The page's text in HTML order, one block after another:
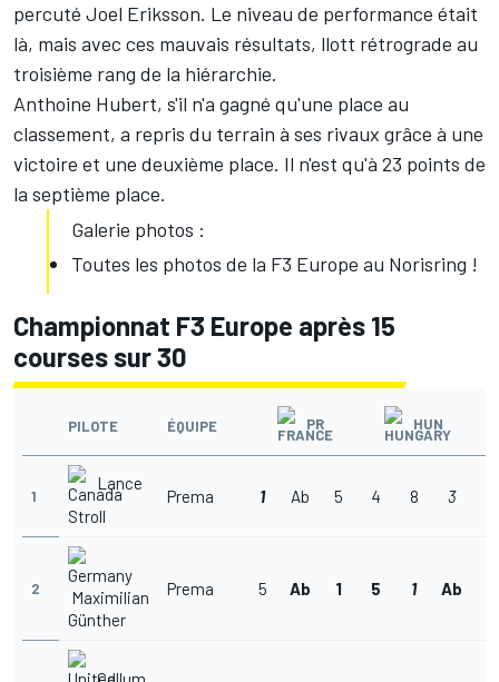
percuté Joel Eriksson. Le niveau de performance était
là, mais avec ces mauvais résultats, llott rétrograde au
troisième rang de la hiérarchie.
Anthoine Hubert, s'il n'a gagné qu'une place au
classement, a repris du terrain à ses rivaux grâce à une
victoire et une deuxième place. Il n'est qu'à 23 points de
la septième place.
Galerie photos :
Toutes les photos de la F3 Europe au Norisring !
Championnat F3 Europe après 15
courses sur 30
PILOTE ÉQUIPE PR HUN
1
Lance
Stroll
Prema 1 Ab 5 4 8 3
2
Maximilian
Günther
Prema 5 Ab 1 5 1 Ab